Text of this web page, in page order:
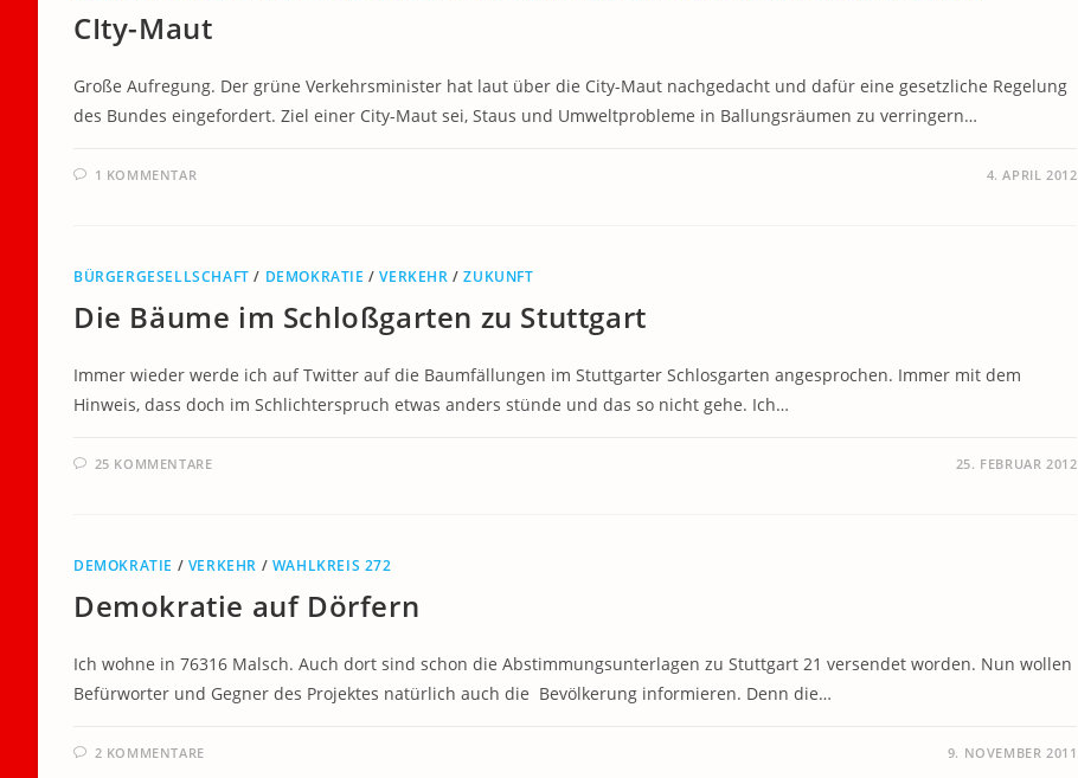
CIty-Maut
Große Aufregung. Der grüne Verkehrsminister hat laut über die City-Maut nachgedacht und dafür eine gesetzliche Regelung
des Bundes eingefordert. Ziel einer City-Maut sei, Staus und Umweltprobleme in Ballungsräumen zu verringern…
1 KOMMENTAR 4. APRIL 2012
BÜRGERGESELLSCHAFT / DEMOKRATIE /VERKEHR /ZUKUNFT
Die Bäume im Schloßgarten zu Stuttgart
Immer wieder werde ich auf Twitter auf die Baumfällungen im Stuttgarter Schlosgarten angesprochen. Immer mit dem
Hinweis, dass doch im Schlichterspruch etwas anders stünde und das so nicht gehe. Ich…
25 KOMMENTARE 25. FEBRUAR 2012
DEMOKRATIE / VERKEHR / WAHLKREIS 272
Demokratie auf Dörfern
Ich wohne in 76316 Malsch. Auch dort sind schon die Abstimmungsunterlagen zu Stuttgart 21 versendet worden. Nun wollen
Befürworter und Gegner des Projektes natürlich auch die Bevölkerung informieren. Denn die…
2 KOMMENTARE 9. NOVEMBER 2011